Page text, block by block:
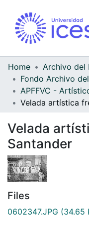
Home
Velada
Santander
Files
0602347.JPG (34.65